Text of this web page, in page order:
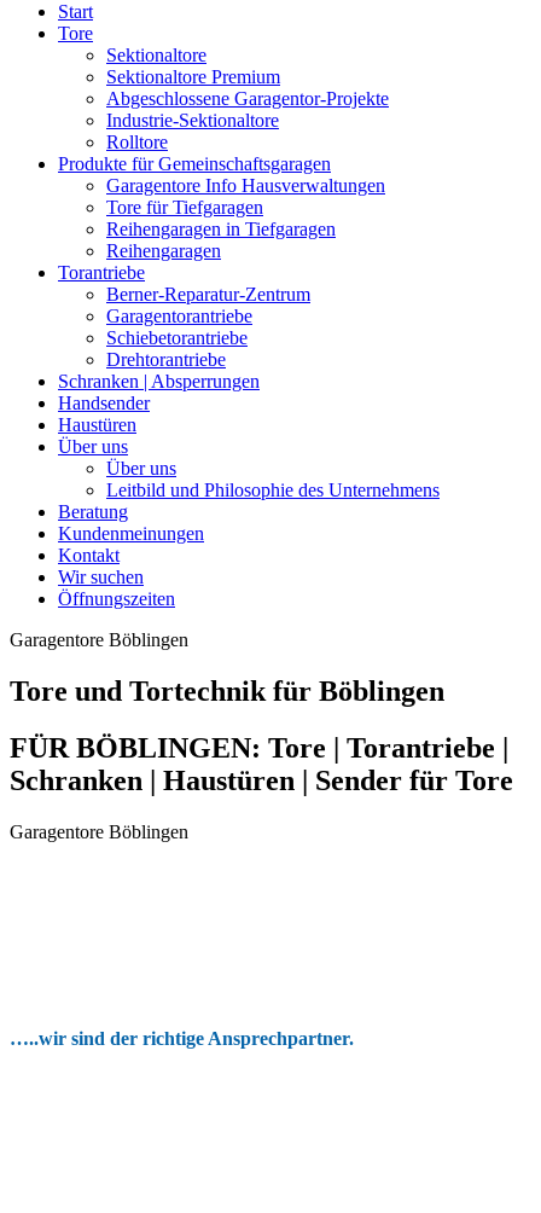
Start
Tore
Sektionaltore
Sektionaltore Premium
Abgeschlossene Garagentor-Projekte
Industrie-Sektionaltore
Rolltore
Produkte für Gemeinschaftsgaragen
Garagentore Info Hausverwaltungen
Tore für Tiefgaragen
Reihengaragen in Tiefgaragen
Reihengaragen
Torantriebe
Berner-Reparatur-Zentrum
Garagentorantriebe
Schiebetorantriebe
Drehtorantriebe
Schranken | Absperrungen
Handsender
Haustüren
Über uns
Über uns
Leitbild und Philosophie des Unternehmens
Beratung
Kundenmeinungen
Kontakt
Wir suchen
Öffnungszeiten
Garagentore Böblingen
Tore und Tortechnik für Böblingen
FÜR BÖBLINGEN: Tore | Torantriebe |
Schranken | Haustüren | Sender für Tore
Garagentore Böblingen
…..wir sind der richtige Ansprechpartner.